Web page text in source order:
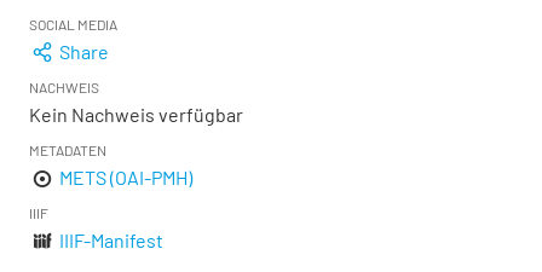
SOCIAL MEDIA
Share
NACHWEIS
Kein Nachweis verfügbar
METADATEN
METS (OAI-PMH)
IIIF
IIIF-Manifest